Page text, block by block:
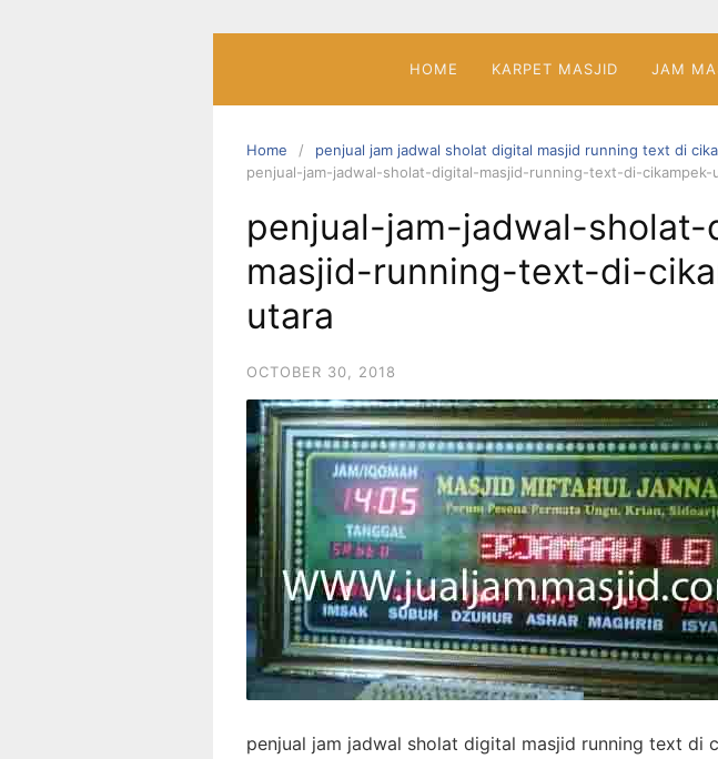
HOME KARPET MASJID JAM
Home
penjual jam jadwal sholat digital masjid running text di
penjual-jam-jadwal-sholat-digital-masjid-running-text-di-cikampek-
penjual-jam-jadwal-
masjid-running-text-di-
utara
OCTOBER 30, 2018
penjual jam jadwal sholat digital masjid running text di